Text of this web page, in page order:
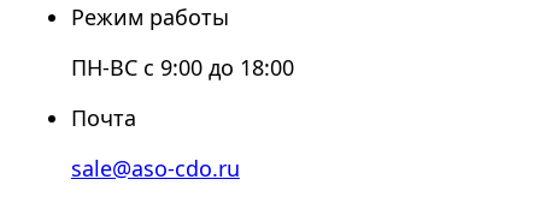
Режим работы
ПН-ВС с 9:00 до 18:00
Почта
sale@aso-cdo.ru